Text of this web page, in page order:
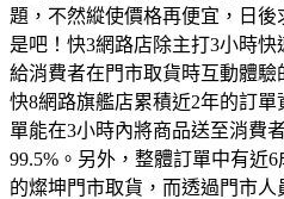
題，不然縱使價格再便宜，日後
是吧！快3網路店除主打3小時
給消費者在門市取貨時互動體
快8網路旗艦店累積近2年的訂
單能在3小時內將商品送至消費
99.5%。另外，整體訂單中有近
的燦坤門市取貨，而透過門市